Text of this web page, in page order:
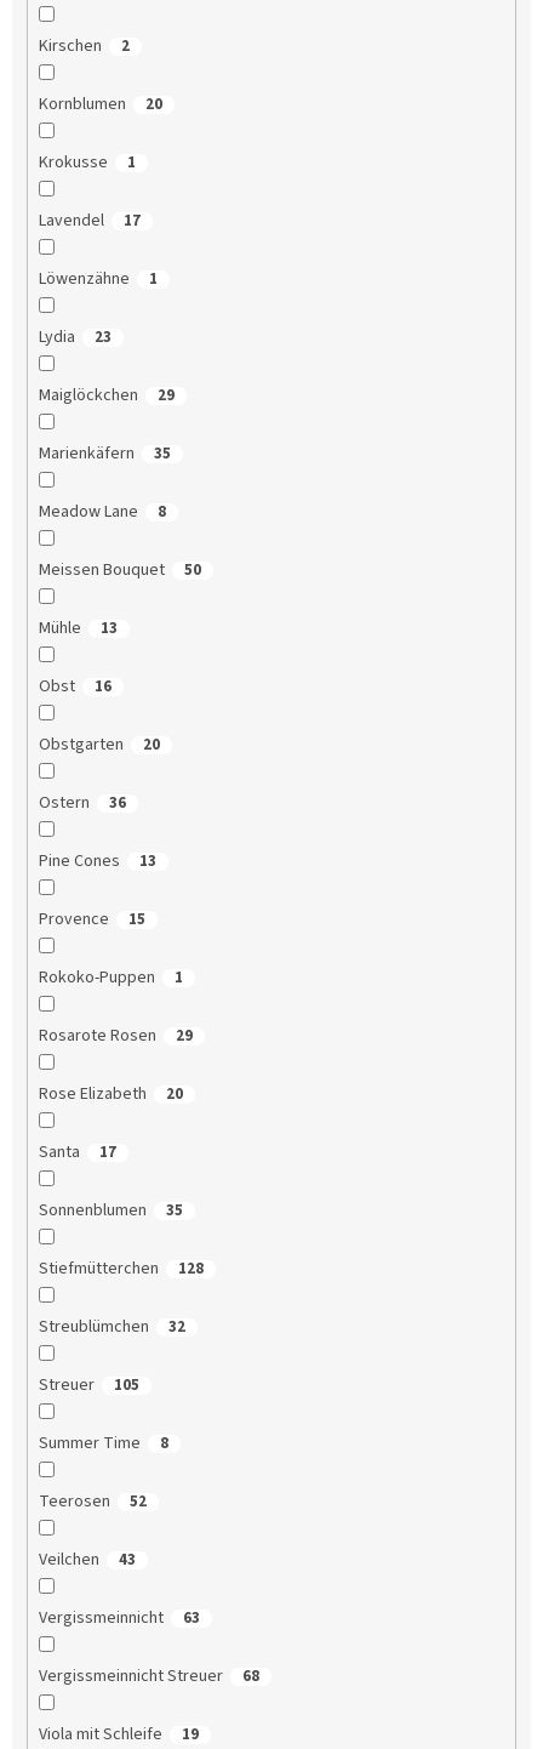
Kirschen 2
Kornblumen 20
Krokusse 1
Lavendel 17
Löwenzähne 1
Lydia 23
Maiglöckchen 29
Marienkäfern 35
Meadow Lane 8
Meissen Bouquet 50
Mühle 13
Obst 16
Obstgarten 20
Ostern 36
Pine Cones 13
Provence 15
Rokoko-Puppen 1
Rosarote Rosen 29
Rose Elizabeth 20
Santa 17
Sonnenblumen 35
Stiefmütterchen 128
Streublümchen 32
Streuer 105
Summer Time 8
Teerosen 52
Veilchen 43
Vergissmeinnicht 63
Vergissmeinnicht Streuer 68
Viola mit Schleife 19